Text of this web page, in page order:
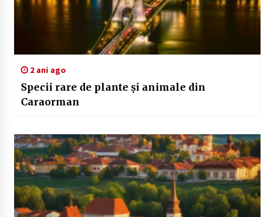
2 ani ago
Specii rare de plante și animale din
Caraorman